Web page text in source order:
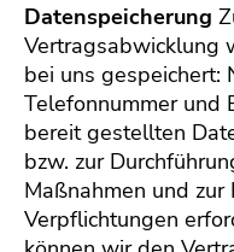
Datenspeicherung
Vertragsabwicklung
bei uns gespeichert:
Telefonnummer und
bereit gestellten
bzw. zur
Maßnahmen und
Verpflichtungen